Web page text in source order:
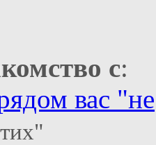
с:
вас "не